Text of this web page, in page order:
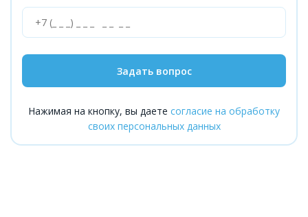
Задать вопрос
Нажимая на кнопку, вы даете согласие на обработку
своих персональных данных